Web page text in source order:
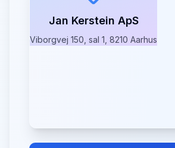
Jan Kerstein ApS
Viborgvej 150, sal 1, 8210 Aarhus